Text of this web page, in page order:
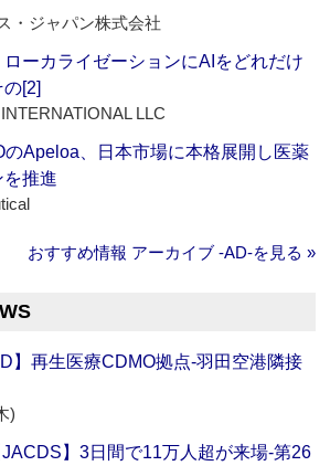
・ジャパン株式会社
ーカライゼーションにAIをどれだけ
[2]
LLC
のApeloa、日本市場に本格展開し医薬
推進
おすすめ情報 アーカイブ ‐AD‐を見る »
】再生医療CDMO拠点‐羽田空港隣接
)
JACDS】3日間で11万人超が来場‐第26